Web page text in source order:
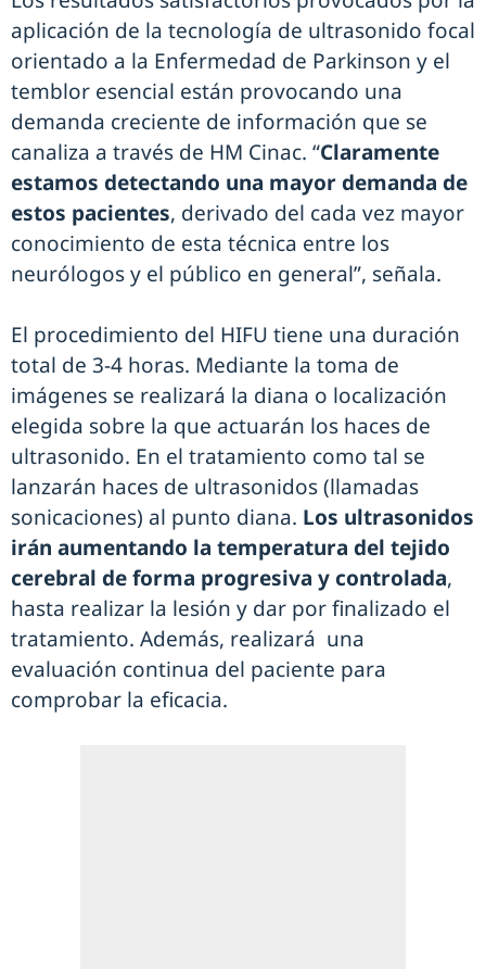
aplicación de la tecnología de ultrasonido focal
orientado a la Enfermedad de Parkinson y el
temblor esencial están provocando una
demanda creciente de información que se
canaliza a través de HM Cinac. “Claramente
estamos detectando una mayor demanda de
estos pacientes, derivado del cada vez mayor
conocimiento de esta técnica entre los
neurólogos y el público en general”, señala.
El procedimiento del HIFU tiene una duración
total de 3-4 horas. Mediante la toma de
imágenes se realizará la diana o localización
elegida sobre la que actuarán los haces de
ultrasonido. En el tratamiento como tal se
lanzarán haces de ultrasonidos (llamadas
sonicaciones) al punto diana. Los ultrasonidos
irán aumentando la temperatura del tejido
cerebral de forma progresiva y controlada,
hasta realizar la lesión y dar por finalizado el
tratamiento. Además, realizará una
evaluación continua del paciente para
comprobar la eficacia.